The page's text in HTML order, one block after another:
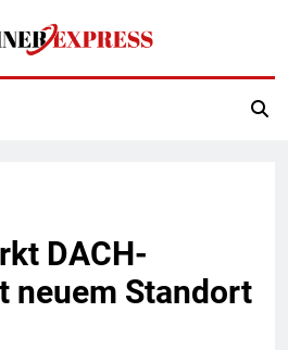
Express
DACH-
neuem Standort